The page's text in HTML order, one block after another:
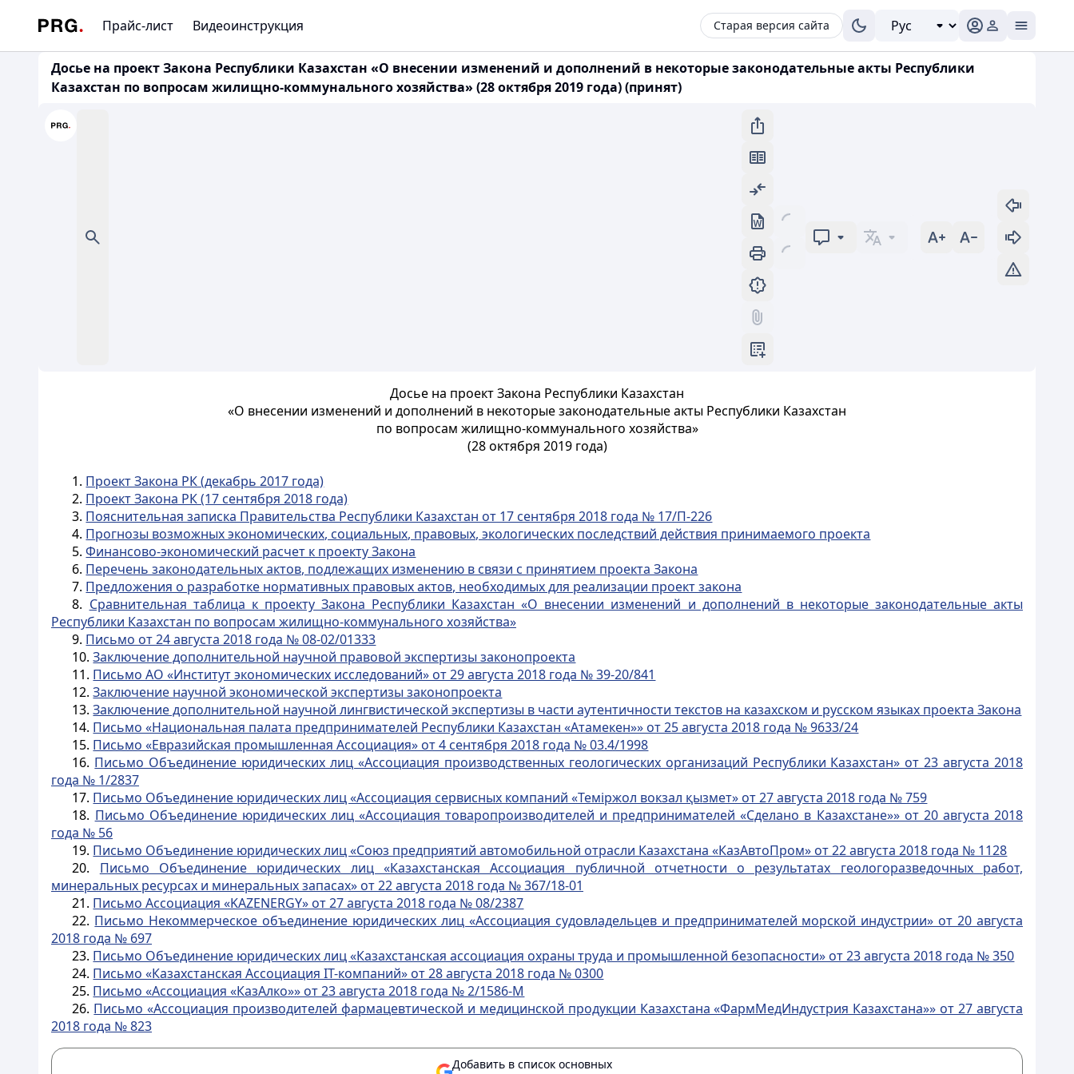
Прайс-лист Видеоинструкция Старая версия сайта
Досье на проект Закона Республики Казахстан «О внесении изменений и дополнений в некоторые законодательные акты Республики
Казахстан по вопросам жилищно-коммунального хозяйства» (28 октября 2019 года) (принят)
Досье на проект Закона Республики Казахстан
«О внесении изменений и дополнений в некоторые законодательные акты Республики Казахстан
по вопросам жилищно-коммунального хозяйства»
(28 октября 2019 года)
1. Проект Закона РК (декабрь 2017 года)
2. Проект Закона РК (17 сентября 2018 года)
3. Пояснительная записка Правительства Республики Казахстан от 17 сентября 2018 года № 17/П-226
4. Прогнозы возможных экономических, социальных, правовых, экологических последствий действия принимаемого проекта
5.Финансово-экономический расчет к проекту Закона
6. Перечень законодательных актов, подлежащих изменению в связи с принятием проекта Закона
7. Предложения о разработке нормативных правовых актов, необходимых для реализации проект закона
8. Сравнительная таблица к проекту Закона Республики Казахстан «О внесении изменений и дополнений в некоторые законодательные акты
Республики Казахстан по вопросам жилищно-коммунального хозяйства»
9. Письмо от 24 августа 2018 года № 08-02/01333
10.Заключение дополнительной научной правовой экспертизы законопроекта
11. Письмо АО «Институт экономических исследований» от 29 августа 2018 года № 39-20/841
12.Заключение научной экономической экспертизы законопроекта
13.Заключение дополнительной научной лингвистической экспертизы в части аутентичности текстов на казахском и русском языках проекта Закона
14. Письмо «Национальная палата предпринимателей Республики Казахстан «Атамекен»» от 25 августа 2018 года № 9633/24
15. Письмо «Евразийская промышленная Ассоциация» от 4 сентября 2018 года № 03.4/1998
16. Письмо Объединение юридических лиц «Ассоциация производственных геологических организаций Республики Казахстан» от 23 августа 2018
года № 1/2837
17. Письмо Объединение юридических лиц «Ассоциация сервисных компаний «Теміржол вокзал қызмет» от 27 августа 2018 года № 759
18. Письмо Объединение юридических лиц «Ассоциация товаропроизводителей и предпринимателей «Сделано в Казахстане»» от 20 августа 2018
года № 56
19. Письмо Объединение юридических лиц «Союз предприятий автомобильной отрасли Казахстана «КазАвтоПром» от 22 августа 2018 года № 1128
20. Письмо Объединение юридических лиц «Казахстанская Ассоциация публичной отчетности о результатах геологоразведочных работ,
минеральных ресурсах и минеральных запасах» от 22 августа 2018 года № 367/18-01
21. Письмо Ассоциация «KAZENERGY» от 27 августа 2018 года № 08/2387
22. Письмо Некоммерческое объединение юридических лиц «Ассоциация судовладельцев и предпринимателей морской индустрии» от 20 августа
2018 года № 697
23. Письмо Объединение юридических лиц «Казахстанская ассоциация охраны труда и промышленной безопасности» от 23 августа 2018 года № 350
24. Письмо «Казахстанская Ассоциация IT-компаний» от 28 августа 2018 года № 0300
25. Письмо «Ассоциация «КазАлко»» от 23 августа 2018 года № 2/1586-М
26. Письмо «Ассоциация производителей фармацевтической и медицинской продукции Казахстана «ФармМедИндустрия Казахстана»» от 27 августа
2018 года № 823
Добавить в список основных